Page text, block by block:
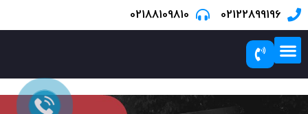
02122899196
02188109810